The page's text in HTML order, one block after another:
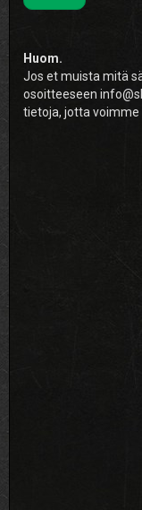
Huom.
Jos et muista mitä
osoitteeseen
tietoja, jotta voimme